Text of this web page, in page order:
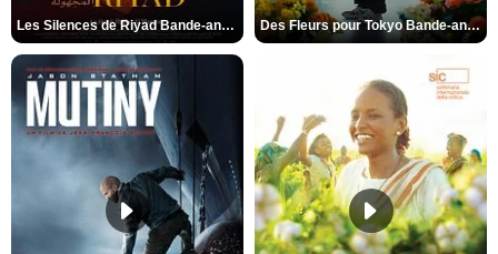
Les Silences de Riyad Bande-annonce VO STFR Des Fleurs pour Tokyo Bande-annonce VO STFR